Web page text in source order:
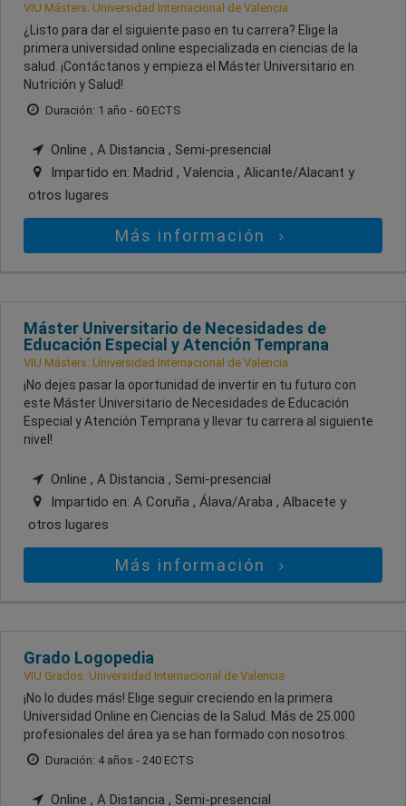
VIU Másters. Universidad Internacional de Valencia
¿Listo para dar el siguiente paso en tu carrera? Elige la
primera universidad online especializada en ciencias de la
salud. ¡Contáctanos y empieza el Máster Universitario en
Nutrición y Salud!
Duración: 1 año - 60 ECTS
Online , A Distancia , Semi-presencial
Impartido en: Madrid , Valencia , Alicante/Alacant y
otros lugares
Más información
Máster Universitario de Necesidades de
Educación Especial y Atención Temprana
VIU Másters. Universidad Internacional de Valencia
¡No dejes pasar la oportunidad de invertir en tu futuro con
este Máster Universitario de Necesidades de Educación
Especial y Atención Temprana y llevar tu carrera al siguiente
nivel!
Online , A Distancia , Semi-presencial
Impartido en: A Coruña , Álava/Araba , Albacete y
otros lugares
Más información
Grado Logopedia
VIU Grados. Universidad Internacional de Valencia
¡No lo dudes más! Elige seguir creciendo en la primera
Universidad Online en Ciencias de la Salud. Más de 25.000
profesionales del área ya se han formado con nosotros.
Duración: 4 años - 240 ECTS
Online , A Distancia , Semi-presencial